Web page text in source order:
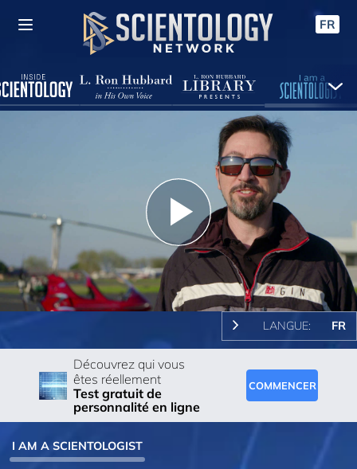
FR
Play
Video
LANGUE: FR
Découvrez qui vous
êtes réellement
Test gratuit de
personnalité en ligne
COMMENCER
I AM A SCIENTOLOGIST